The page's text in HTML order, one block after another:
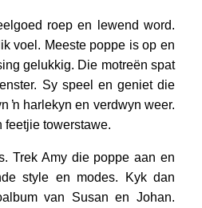
roep en lewend word.
voel. Meeste poppe is op en
gelukkig. Die motreën spat
Sy speel en geniet die
ŉ harlekyn en verdwyn weer.
feetjie towerstawe.
Trek Amy die poppe aan en
style en modes. Kyk dan
van Susan en Johan.